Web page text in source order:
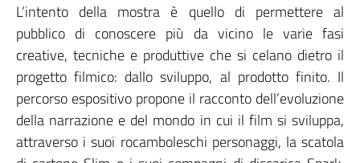
L’intento della mostra è quello di permettere al
pubblico di conoscere più da vicino le varie fasi
creative, tecniche e produttive che si celano dietro il
progetto filmico: dallo sviluppo, al prodotto finito. Il
percorso espositivo propone il racconto dell’evoluzione
della narrazione e del mondo in cui il film si sviluppa,
attraverso i suoi rocamboleschi personaggi, la scatola